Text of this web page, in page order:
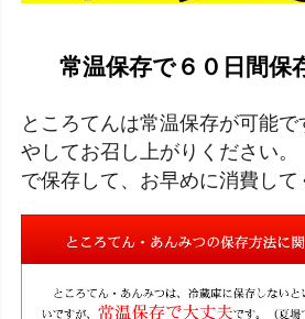
常温保存で６０日間保
ところてんは常温保存が可能
やしてお召し上がりください
で保存して、お早めに消費して